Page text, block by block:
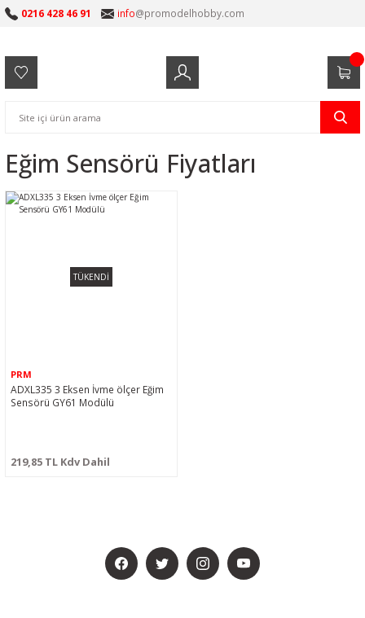
0216 428 46 91 info@promodelhobby.com
Eğim Sensörü Fiyatları
TÜKENDİ
PRM
ADXL335 3 Eksen İvme ölçer Eğim
Sensörü GY61 Modülü
219,85 TL Kdv Dahil